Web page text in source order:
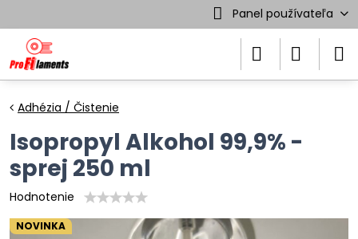
Panel používateľa
NOVINKA
Adhézia / Čistenie
Isopropyl Alkohol 99,9% -
sprej 250 ml
Hodnotenie